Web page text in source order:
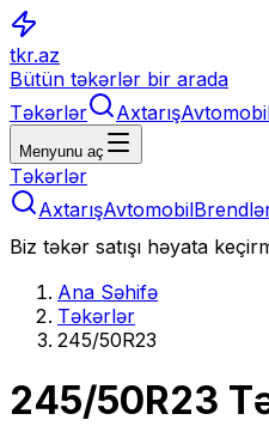
tkr.az
Bütün təkərlər bir arada
Təkərlər
Axtarış
Menyunu aç
Təkərlər
AxtarışAvtomobil
Biz təkər satışı həyata
Ana Səhifə
Təkərlər
245/50R23
245/50R23